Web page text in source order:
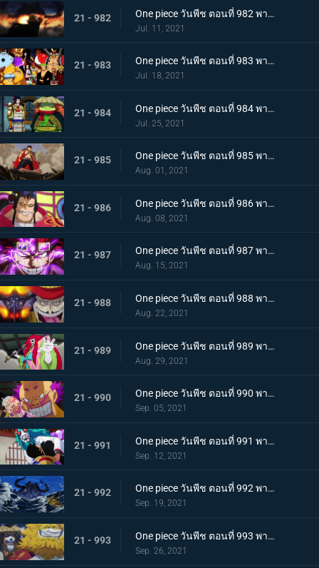
21 - 982 One piece วันพีช ตอนที่ 982 พากย์ไทย ไพ่ตายของไคโด หกล่องนภาปรากฏตัว
Jul. 11, 2021
21 - 983 One piece วันพีช ตอนที่ 983 พากย์ไทย เหล่าซามูไรเอาจริง! ขึ้นฝั่งเกาะโอนิกาชิมะ
Jul. 18, 2021
21 - 984 One piece วันพีช ตอนที่ 984 พากย์ไทย ลูฟี่อาละวาด ลอบเข้างานเลี้ยงของไคโด
Jul. 25, 2021
21 - 985 One piece วันพีช ตอนที่ 985 พากย์ไทย ความรู้สึกถึงโอทามะ หนึ่งหมัดแห่งความโกรธของลูฟี่
Aug. 01, 2021
21 - 986 One piece วันพีช ตอนที่ 986 พากย์ไทย ดนตรีต่อสู้ พลังที่จู่โจมใส่ลูฟี่
Aug. 08, 2021
21 - 987 One piece วันพีช ตอนที่ 987 พากย์ไทย ฝันแตกสลาย กับดักล่อลวงซันจิ
Aug. 15, 2021
21 - 988 One piece วันพีช ตอนที่ 988 พากย์ไทย กำลังเสริมมาถึง! หัวหน้าหน่วยกลุ่มโจรสลัดหนวดขาว
Aug. 22, 2021
21 - 989 One piece วันพีช ตอนที่ 989 พากย์ไทย คำสาบานของบุรุษ! บราคิโอ้แทงก์สู้ดุเดือด
Aug. 29, 2021
21 - 990 One piece วันพีช ตอนที่ 990 พากย์ไทย ฟ้าสนั่น 8 ทิศ! ลูกชายไคโดปรากฏตัว
Sep. 05, 2021
21 - 991 One piece วันพีช ตอนที่ 991 พากย์ไทย เป็นศัตรูหรือเป็นมิตร? ลูฟี่กับยามาโตะ
Sep. 12, 2021
21 - 992 One piece วันพีช ตอนที่ 992 พากย์ไทย อยากจะเป็นโอเด้ง ความรู้สึกของยามาโตะ
Sep. 19, 2021
21 - 993 One piece วันพีช ตอนที่ 993 พากย์ไทย ระเบิด! พันธนาการที่มัดอิสระของยามาโตะ
Sep. 26, 2021